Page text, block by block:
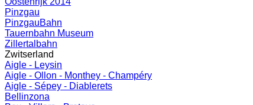
Pinzgau
PinzgauBahn
Tauernbahn Museum
Zillertalbahn
Zwitserland
Aigle - Leysin
Aigle - Ollon - Monthey - Champéry
Aigle - Sépey - Diablerets
Bellinzona